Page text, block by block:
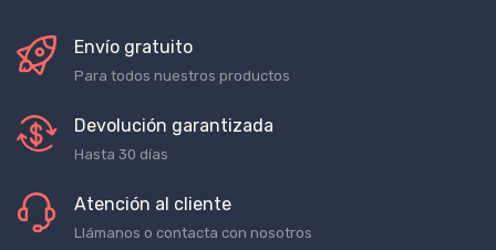
Envío gratuito
Para todos nuestros productos
Devolución garantizada
Hasta 30 días
Atención al cliente
Llámanos o contacta con nosotros